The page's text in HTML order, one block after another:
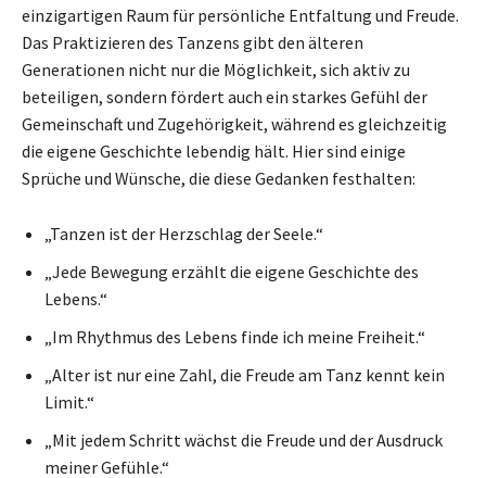
einzigartigen Raum für persönliche Entfaltung und Freude.
Das Praktizieren des Tanzens gibt den älteren
Generationen nicht nur die Möglichkeit, sich aktiv zu
beteiligen, sondern fördert auch ein starkes Gefühl der
Gemeinschaft und Zugehörigkeit, während es gleichzeitig
die eigene Geschichte lebendig hält. Hier sind einige
Sprüche und Wünsche, die diese Gedanken festhalten:
„Tanzen ist der Herzschlag der Seele.“
„Jede Bewegung erzählt die eigene Geschichte des
Lebens.“
„Im Rhythmus des Lebens finde ich meine Freiheit.“
„Alter ist nur eine Zahl, die Freude am Tanz kennt kein
Limit.“
„Mit jedem Schritt wächst die Freude und der Ausdruck
meiner Gefühle.“